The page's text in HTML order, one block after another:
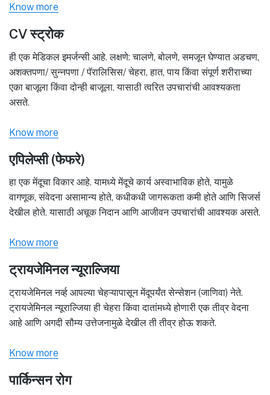
Know more
CV स्ट्रोक
ही एक मेडिकल इमर्जन्सी आहे. लक्षणे: चालणे, बोलणे, समजून घेण्यात अडचण,
अशक्तपणा/ सुन्नपणा / पॅरालिसिस/ चेहरा, हात, पाय किंवा संपूर्ण शरीराच्या
एका बाजूला किंवा दोन्ही बाजूला. यासाठी त्वरित उपचारांची आवश्यकता
असते.
Know more
एपिलेप्सी (फेफरे)
हा एक मेंदूचा विकार आहे. यामध्ये मेंदूचे कार्य अस्वाभाविक होते, यामुळे
वागणूक, संवेदना असामान्य होते, कधीकधी जागरूकता कमी होते आणि सिजर्स
देखील होते. यासाठी अचूक निदान आणि आजीवन उपचारांची आवश्यक असते.
Know more
ट्रायजेमिनल न्यूराल्जिया
ट्रायजेमिनल नर्व्ह आपल्या चेहऱ्यापासून मेंदूपर्यंत सेन्सेशन (जाणिवा) नेते.
ट्रायजेमिनल न्यूराल्जिया ही चेहरा किंवा दातांमध्ये होणारी एक तीव्र वेदना
आहे आणि अगदी सौम्य उत्तेजनामुळे देखील ती तीव्र होऊ शकते.
Know more
पार्किन्सन रोग